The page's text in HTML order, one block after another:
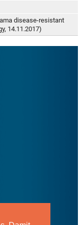
disease-resistant
14.11.2017)